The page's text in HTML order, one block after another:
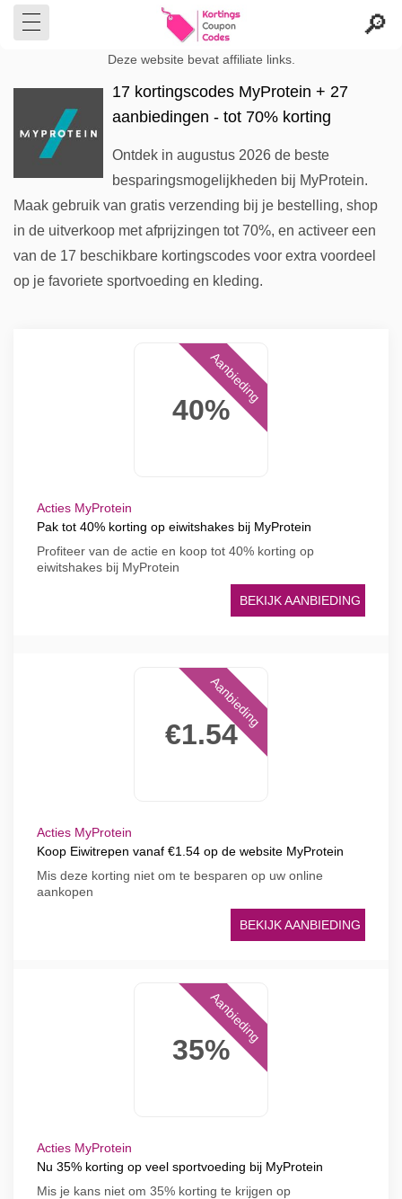
Deze website bevat affiliate links.
17 kortingscodes MyProtein + 27
aanbiedingen - tot 70% korting
Ontdek in augustus 2026 de beste
besparingsmogelijkheden bij MyProtein.
Maak gebruik van gratis verzending bij je bestelling, shop
in de uitverkoop met afprijzingen tot 70%, en activeer een
van de 17 beschikbare kortingscodes voor extra voordeel
op je favoriete sportvoeding en kleding.
40%
Aanbieding
Acties MyProtein
Pak tot 40% korting op eiwitshakes bij MyProtein
Profiteer van de actie en koop tot 40% korting op
eiwitshakes bij MyProtein
BEKIJK AANBIEDING
€1.54
Aanbieding
Acties MyProtein
Koop Eiwitrepen vanaf €1.54 op de website MyProtein
Mis deze korting niet om te besparen op uw online
aankopen
BEKIJK AANBIEDING
35%
Aanbieding
Acties MyProtein
Nu 35% korting op veel sportvoeding bij MyProtein
Mis je kans niet om 35% korting te krijgen op